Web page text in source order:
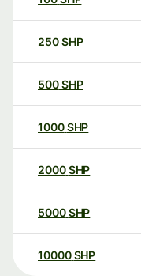
250SHP
500SHP
1000SHP
2000SHP
5000SHP
10000 SHP